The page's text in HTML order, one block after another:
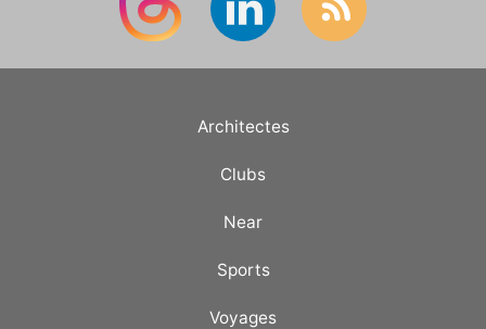
Architectes
Clubs
Near
Sports
Voyages